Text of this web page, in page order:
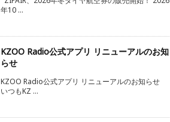
年10 ...
KZOO Radio公式アプリ リニューアルのお知
らせ
KZOO Radio公式アプリ リニューアルのお知らせ
いつもKZ ...